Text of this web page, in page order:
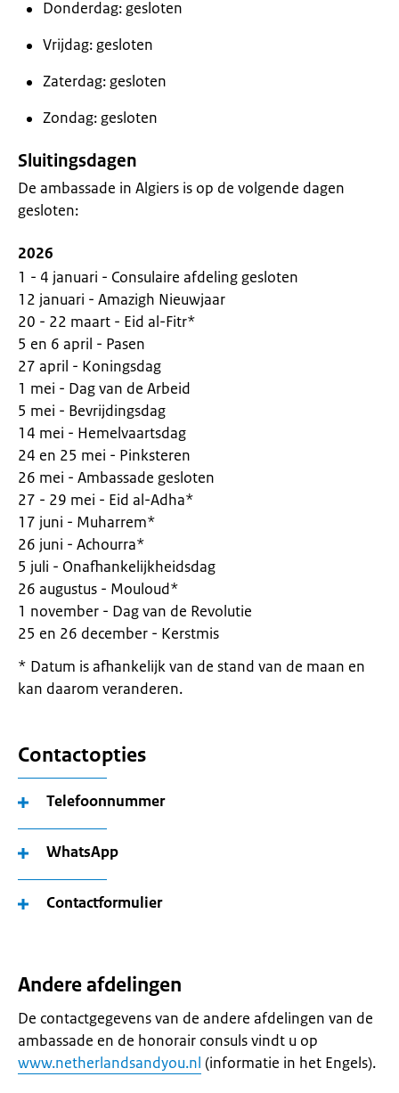
Donderdag: gesloten
Vrijdag: gesloten
Zaterdag: gesloten
Zondag: gesloten
Sluitingsdagen
De ambassade in Algiers is op de volgende dagen
gesloten:
2026
1 - 4 januari - Consulaire afdeling gesloten
12 januari - Amazigh Nieuwjaar
20 - 22 maart - Eid al-Fitr*
5 en 6 april - Pasen
27 april - Koningsdag
1 mei - Dag van de Arbeid
5 mei - Bevrijdingsdag
14 mei - Hemelvaartsdag
24 en 25 mei - Pinksteren
26 mei - Ambassade gesloten
27 - 29 mei - Eid al-Adha*
17 juni - Muharrem*
26 juni - Achourra*
5 juli - Onafhankelijkheidsdag
26 augustus - Mouloud*
1 november - Dag van de Revolutie
25 en 26 december - Kerstmis
* Datum is afhankelijk van de stand van de maan en
kan daarom veranderen.
Contactopties
Telefoonnummer
WhatsApp
Contactformulier
Andere afdelingen
De contactgegevens van de andere afdelingen van de
ambassade en de honorair consuls vindt u op
www.netherlandsandyou.nl (informatie in het Engels).